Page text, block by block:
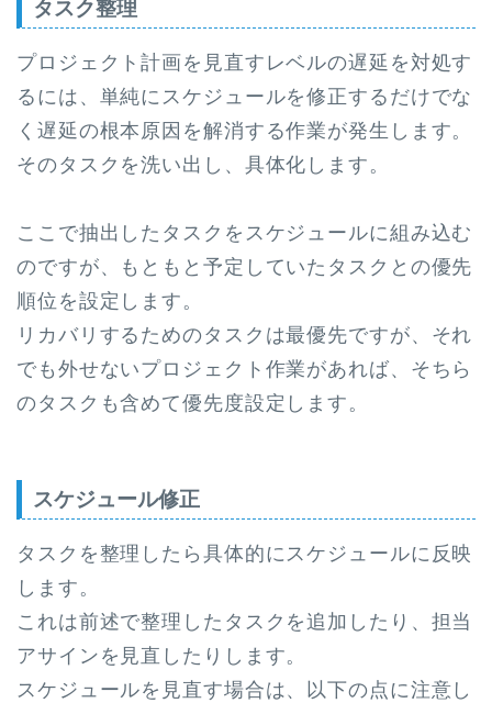
タスク整理
プロジェクト計画を見直すレベルの遅延を対処す
るには、単純にスケジュールを修正するだけでな
く遅延の根本原因を解消する作業が発生します。
そのタスクを洗い出し、具体化します。
ここで抽出したタスクをスケジュールに組み込む
のですが、もともと予定していたタスクとの優先
順位を設定します。
リカバリするためのタスクは最優先ですが、それ
でも外せないプロジェクト作業があれば、そちら
のタスクも含めて優先度設定します。
スケジュール修正
タスクを整理したら具体的にスケジュールに反映
します。
これは前述で整理したタスクを追加したり、担当
アサインを見直したりします。
スケジュールを見直す場合は、以下の点に注意し